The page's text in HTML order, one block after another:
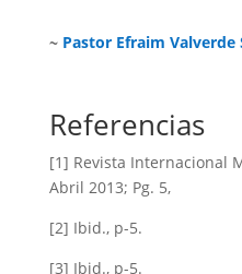
~ Pastor Efraim Valverde
Referencias
[1] Revista Internacional
Abril 2013; Pg. 5,
[2] Ibid., p-5.
[3] Ibid., p-5.